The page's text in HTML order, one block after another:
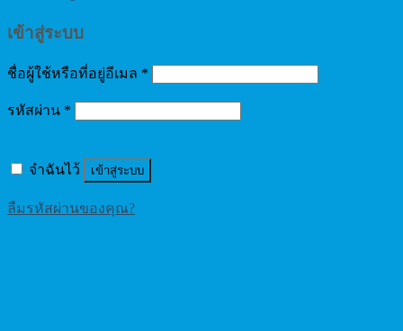
เข้าสู่ระบบ
ชื่อผู้ใช้หรือที่อยู่อีเมล *
รหัสผ่าน *
จำฉันไว้ เข้าสู่ระบบ
ลืมรหัสผ่านของคุณ?